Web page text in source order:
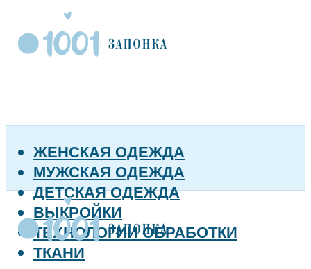
ЖЕНСКАЯ ОДЕЖДА
МУЖСКАЯ ОДЕЖДА
ДЕТСКАЯ ОДЕЖДА
ВЫКРОЙКИ
ТЕХНОЛОГИИ ОБРАБОТКИ
ТКАНИ